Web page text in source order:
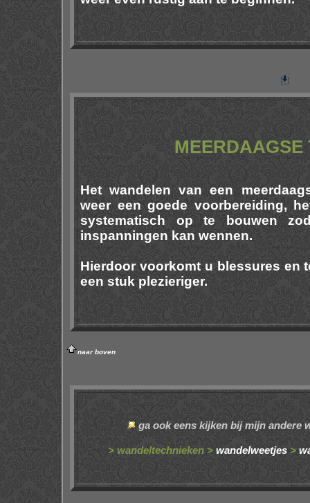
MEERDAAGSE
Het wandelen van een
weer een goede voorbereiding,
systematisch op te bouwen
inspanningen kan wennen.
Hierdoor voorkomt u blessures en
een stuk plezieriger.
naar boven
ga ook eens kijken bij mijn andere
> wandeltechnieken > wandelweetjes>